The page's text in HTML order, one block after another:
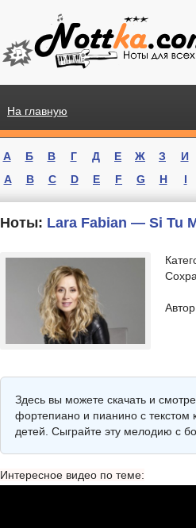
На главную
А Б В Г Д Е Ж З
И
A
B C D E F G H I
Ноты: Lara Fabian — Si Tu
Здесь вы можете скачать и
фортепиано и пианино с текстом
детей. Сыграйте эту мелодию с
Интересное видео по теме: